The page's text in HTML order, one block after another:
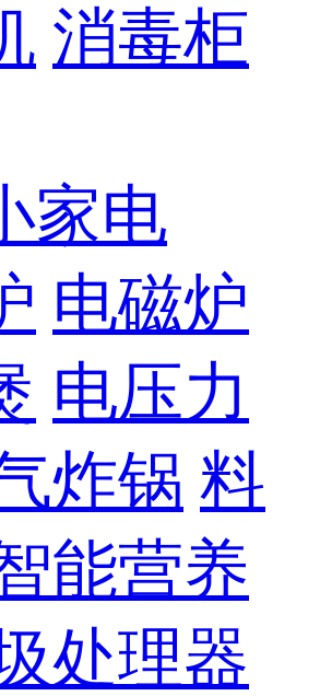
消毒柜
家电
电磁炉
电压力
炸锅 料
能营养
处理器